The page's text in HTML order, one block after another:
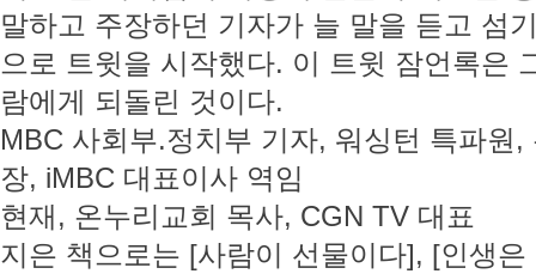
말하고 주장하던 기자가 늘 말을 듣고 섬
으로 트윗을 시작했다. 이 트윗 잠언록은
람에게 되돌린 것이다.
MBC 사회부.정치부 기자, 워싱턴 특파원
장, iMBC 대표이사 역임
현재, 온누리교회 목사, CGN TV 대표
지은 책으로는 [사람이 선물이다], [인생